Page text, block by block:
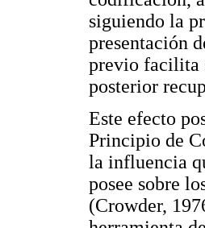
siguiendo la
presentación
previo facilita
posterior
Este efecto
Principio de
la influencia
posee sobre
(Crowder,